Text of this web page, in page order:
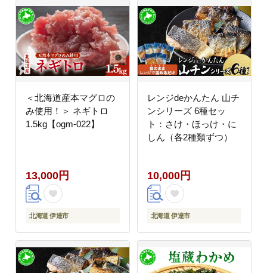
＜北海道産本マグロの
み使用！＞ ネギトロ
1.5kg【ogm-022】
13,000円
北海道 伊達市
レンジdeかんたん 山チ
ンシリーズ 6種セッ
ト：さけ・ほっけ・に
しん（各2種類ずつ）
10,000円
北海道 伊達市